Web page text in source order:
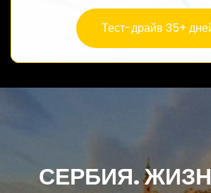
Тест-драйв 35+
СЕРБИЯ.